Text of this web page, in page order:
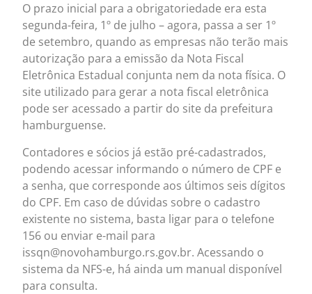
O prazo inicial para a obrigatoriedade era esta
segunda-feira, 1º de julho – agora, passa a ser 1º
de setembro, quando as empresas não terão mais
autorização para a emissão da Nota Fiscal
Eletrônica Estadual conjunta nem da nota física. O
site utilizado para gerar a nota fiscal eletrônica
pode ser acessado a partir do site da prefeitura
hamburguense.
Contadores e sócios já estão pré-cadastrados,
podendo acessar informando o número de CPF e
a senha, que corresponde aos últimos seis dígitos
do CPF. Em caso de dúvidas sobre o cadastro
existente no sistema, basta ligar para o telefone
156 ou enviar e-mail para
issqn@novohamburgo.rs.gov.br. Acessando o
sistema da NFS-e, há ainda um manual disponível
para consulta.